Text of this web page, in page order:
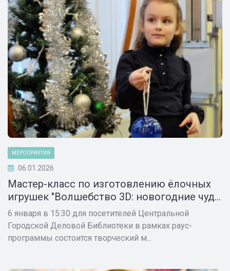
МЕРОПРИЯТИЯ
06.01.2026
Мастер-класс по изготовлению ёлочных
игрушек "Волшебство 3D: новогодние чуд...
6 января в 15:30 для посетителей Центральной
Городской Деловой Библиотеки в рамках раус-
программы состоится творческий м...